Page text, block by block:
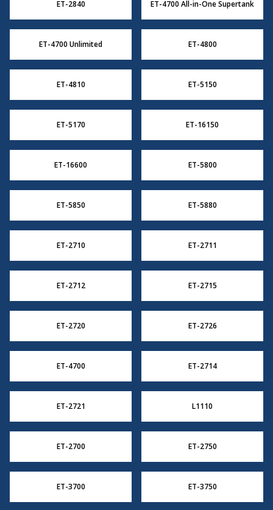
ET-2840 ET-4700 All-in-One Supertank
ET-4700 Unlimited ET-4800
ET-4810 ET-5150
ET-5170 ET-16150
ET-16600 ET-5800
ET-5850 ET-5880
ET-2710 ET-2711
ET-2712 ET-2715
ET-2720 ET-2726
ET-4700 ET-2714
ET-2721 L1110
ET-2700 ET-2750
ET-3700 ET-3750